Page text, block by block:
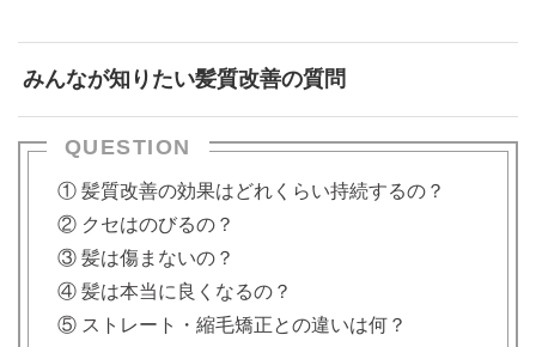
みんなが知りたい髪質改善の質問
QUESTION
① 髪質改善の効果はどれくらい持続するの？
② クセはのびるの？
③ 髪は傷まないの？
④ 髪は本当に良くなるの？
⑤ ストレート・縮毛矯正との違いは何？